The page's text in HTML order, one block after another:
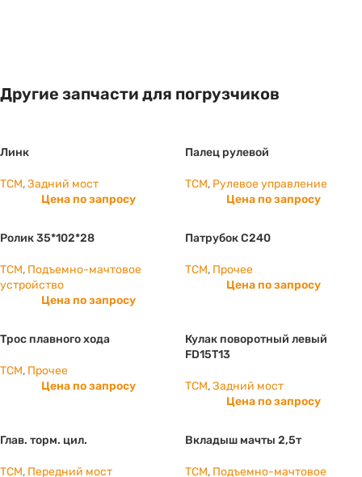
Другие запчасти для погрузчиков
Линк
TCM,Задний мост
Цена по запросу
Палец рулевой
TCM, Рулевое управление
Цена по запросу
Ролик 35*102*28
TCM, Подъемно-мачтовое
устройство
Цена по запросу
Патрубок С240
TCM, Прочее
Цена по запросу
Трос плавного хода
TCM, Прочее
Цена по запросу
Кулак поворотный левый
FD15T13
TCM,Задний мост
Цена по запросу
Глав. торм. цил.
TCM, Передний мост
Вкладыш мачты 2,5т
TCM, Подъемно-мачтовое